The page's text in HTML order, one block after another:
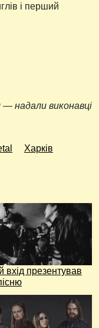
і перший
надали виконавці
Харків
вхід презентував